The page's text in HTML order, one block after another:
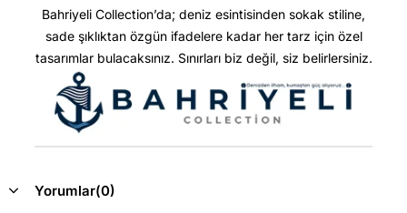
Bahriyeli Collection’da; deniz esintisinden sokak stiline,
sade şıklıktan özgün ifadelere kadar her tarz için özel
tasarımlar bulacaksınız. Sınırları biz değil, siz belirlersiniz.
Yorumlar(0)